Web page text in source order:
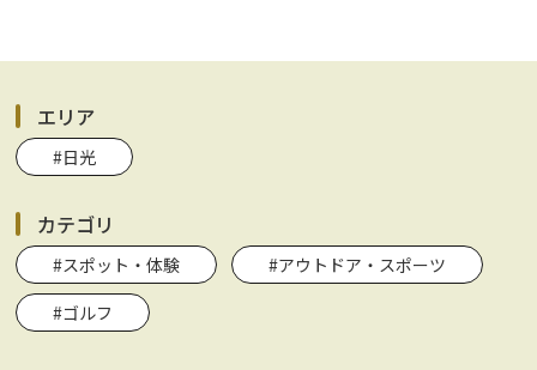
エリア
#日光
カテゴリ
#スポット・体験
#アウトドア・スポーツ
#ゴルフ